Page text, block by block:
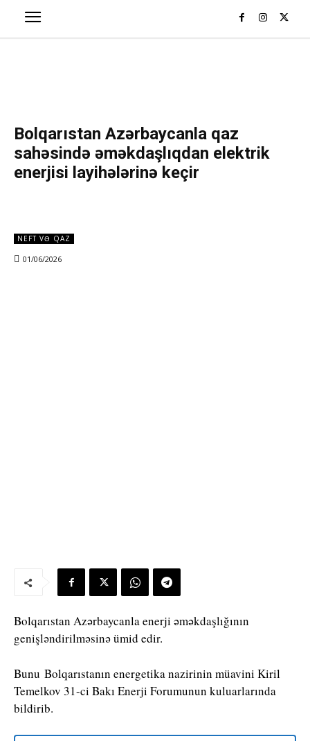
Bolqarıstan Azərbaycanla qaz
sahəsində əməkdaşlıqdan elektrik
enerjisi layihələrinə keçir
NEFT VƏ QAZ
01/06/2026
Bolqarıstan Azərbaycanla enerji əməkdaşlığının
genişləndirilməsinə ümid edir.
Bunu Bolqarıstanın energetika nazirinin müavini Kiril
Temelkov 31-ci Bakı Enerji Forumunun kuluarlarında
bildirib.